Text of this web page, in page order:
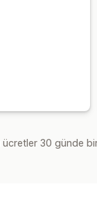
30 günde bir